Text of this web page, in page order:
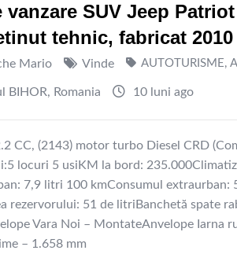
vanzare SUV Jeep
tehnic, fabricat 2010
Mario Vinde AUTOTURISME,
BIHOR, Romania 10 luni ago
CC, (2143) motor turbo Diesel CRD
locuri 5 usiKM la bord:
7,9 litri 100 kmConsumul
rezervorului: 51 de litriBanchetă spate
Vara Noi – MontateAnvelope Iarna
– 1.658 mm